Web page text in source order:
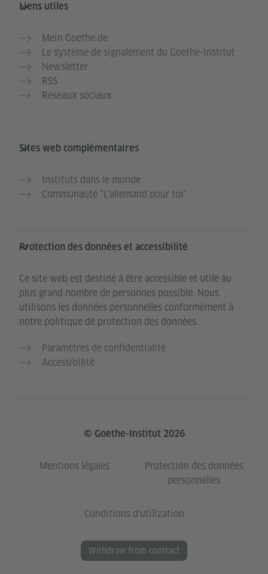
Liens utiles
Mein Goethe.de
Le système de signalement du Goethe-Institut
Newsletter
RSS
Réseaux sociaux
Sites web complémentaires
Instituts dans le monde
Communauté "L'allemand pour toi"
Protection des données et accessibilité
Ce site web est destiné à être accessible et utile au
plus grand nombre de personnes possible. Nous
utilisons les données personnelles conformément à
notre politique de protection des données.
Paramètres de confidentialité
Accessibilité
© Goethe-Institut 2026
Mentions légales
Protection des données
personnelles
Conditions d'utilization
Withdraw from contract